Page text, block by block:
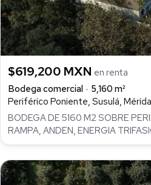
$619,200 MXN en renta
Bodega comercial
5,160 m²
Periférico Poniente, Susulá, Mérida
BODEGA DE 5160 M2 SOBRE
RAMPA, ANDEN, ENERGIA